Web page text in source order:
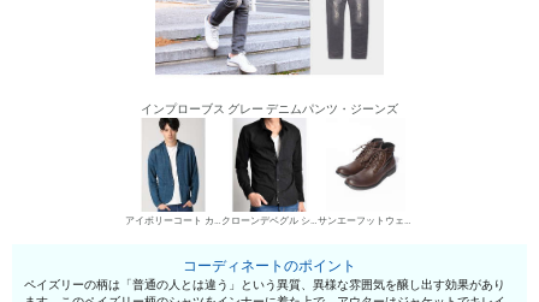
インプローブス グレー デニムパンツ・ジーンズ
アイボリーコート カジュアルジャケット クローンデベグル シャツ サンエーフットウェア ワークブーツ
コーディネートのポイント
ペイズリーの柄は「普通の人とは違う」という異質、異様な雰囲気を醸し出す効果があり